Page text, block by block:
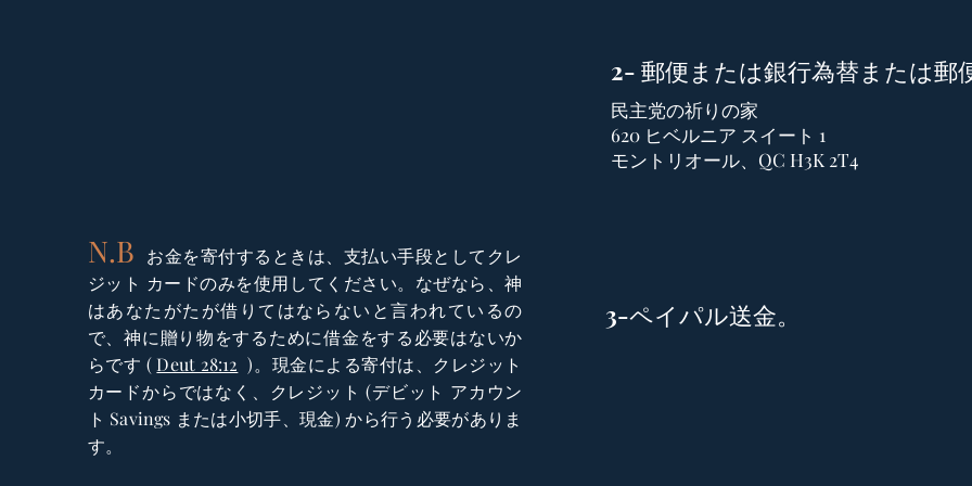
N.B
お金を寄付するときは、支払い手段としてクレ
ジット カードのみを使用してください。なぜなら、神
はあなたがたが借りてはならないと言われているの
で、神に贈り物をするために借金をする必要はないか
らです (Deut 28:12 )。現金による寄付は、クレジット
カードからではなく、クレジット (デビット アカウン
ト Savings または小切手、現金) から行う必要がありま
す。
2- 郵便または銀行為替または郵
民主党の祈りの家
620 ヒベルニア スイート 1
モントリオール、QC H3K 2T4
3-ペイパル送金。